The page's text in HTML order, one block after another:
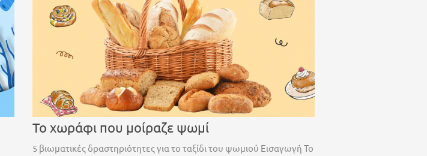
Το χωράφι που μοίραζε ψωμί
5 βιωματικές δραστηριότητες για το ταξίδι του ψωμιού Εισαγωγή Το